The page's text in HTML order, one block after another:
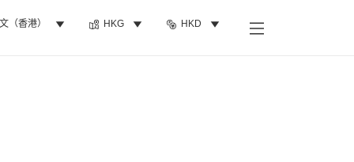
（香港） HKG HKD